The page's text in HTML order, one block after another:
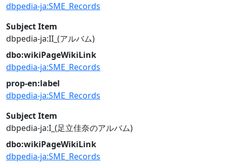
dbpedia-ja:SME_Records
Subject Item
dbpedia-ja:II_(アルバム)
dbo:wikiPageWikiLink
dbpedia-ja:SME_Records
prop-en:label
dbpedia-ja:SME_Records
Subject Item
dbpedia-ja:I_(足立佳奈のアルバム)
dbo:wikiPageWikiLink
dbpedia-ja:SME_Records